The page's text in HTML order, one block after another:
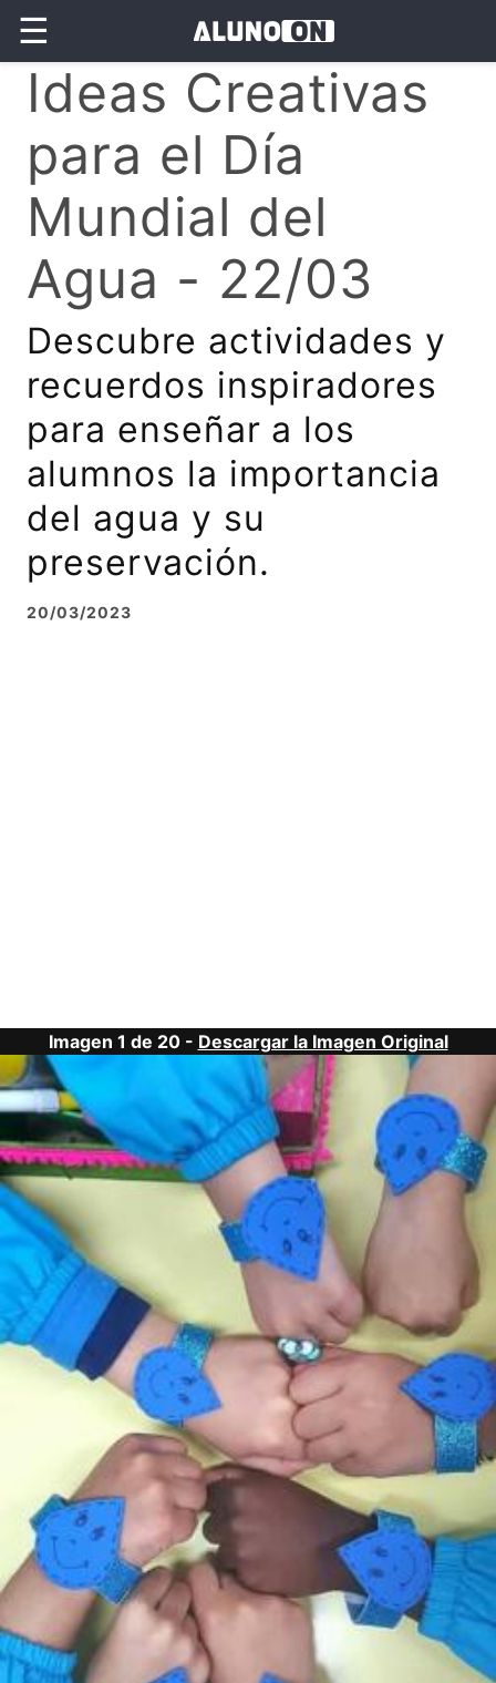
☰
Ideas Creativas
para el Día
Mundial del
Agua - 22/03
Descubre actividades y
recuerdos inspiradores
para enseñar a los
alumnos la importancia
del agua y su
preservación.
20/03/2023
Imagen 1 de 20 - Descargar la Imagen Original